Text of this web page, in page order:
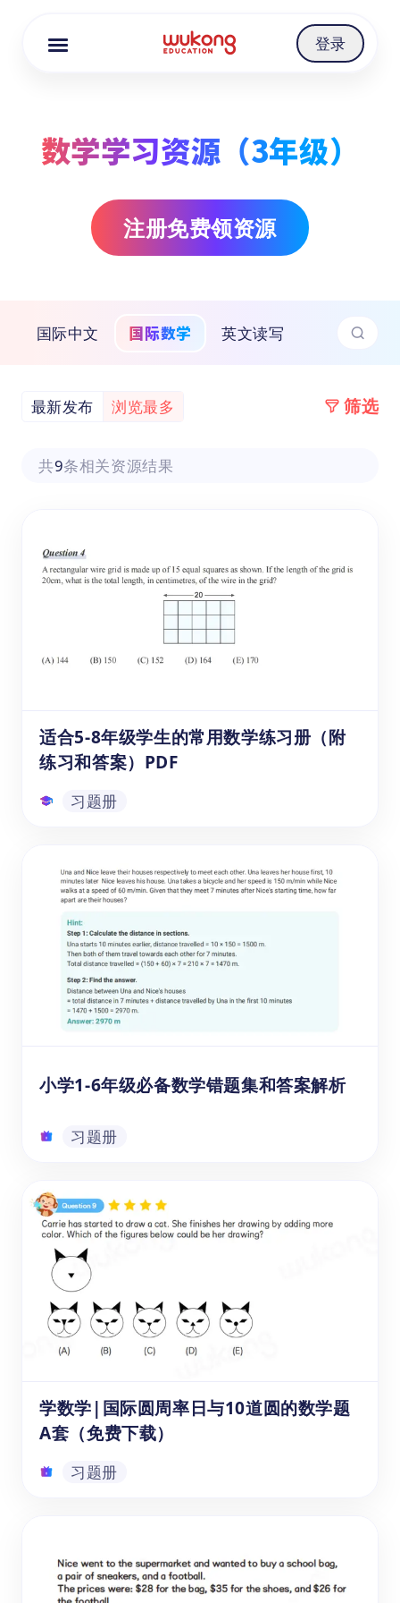
登录
数学学习资源（3年级）
注册免费领资源
国际中文 国际数学 英文读写
最新发布 浏览最多 筛选
共9条相关资源结果
适合5-8年级学生的常用数学练习册（附
练习和答案）PDF
习题册
练习和答案）PDF
这本适合5-8年级学生的常用数学练习册PDF
为学生提供了丰富的数学练习题，涵盖数论、
几何、代数、概率统计、逻辑推理等多个核心
数学知识模块。这些习题紧密围绕小学高年级
至初中低年级的数学课程内容，帮助学生巩固
课堂所学，提升解题能力。赶快下载这份 PDF
习题册
小学1-6年级必备数学错题集和答案解析
习题册
小学1-6年级必备数学错题集和答案解析
《小学1-6年级数学必备错题集》提供免费
PDF版及视频解析，汇集了1-6年级小学经典
的错题并针对每个错题进行详细的问题分析。
这份错题集包括形状识别、图形规律、数量比
较、小数分数、整数运算等基础内容。可以帮
助小学1-6年级（3-12岁）学生牢固掌握数学
基础知识，也可以帮助学生在学习数学时提升
进行推理预测的能力，以及对复杂图形的整体
把握和分析能力。
习题册
学数学|国际圆周率日与10道圆的数学题
A套（免费下载）
习题册
A套（免费下载）
《学数学|国际圆周率日与10道圆的数学题》